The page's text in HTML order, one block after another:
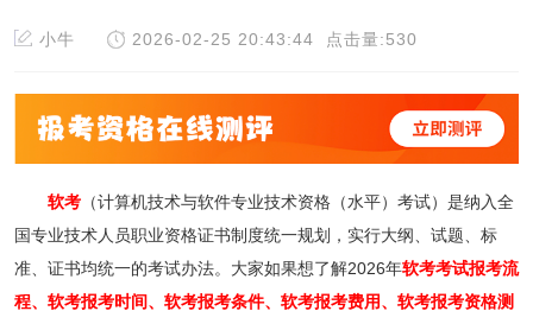
小牛 2026-02-25 20:43:44 点击量:530
软考（计算机技术与软件专业技术资格（水平）考试）是纳入全
国专业技术人员职业资格证书制度统一规划，实行大纲、试题、标
准、证书均统一的考试办法。 大家如果想了解2026年软考考试报考流
程、 软考报考时间、 软考报考条件、 软考报考费用、 软考报考资格测